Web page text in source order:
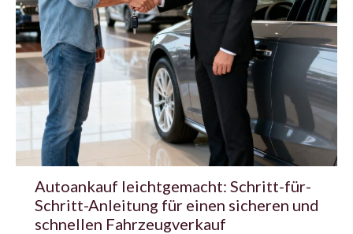
Autoankauf leichtgemacht: Schritt-für-
Schritt-Anleitung für einen sicheren und
schnellen Fahrzeugverkauf